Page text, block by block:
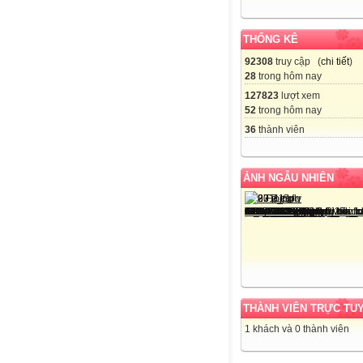
THỐNG KÊ
92308 truy cập (chi tiết)
28 trong hôm nay
127823 lượt xem
52 trong hôm nay
36 thành viên
ẢNH NGẪU NHIÊN
THÀNH VIÊN TRỰC
1 khách và 0 thành viên